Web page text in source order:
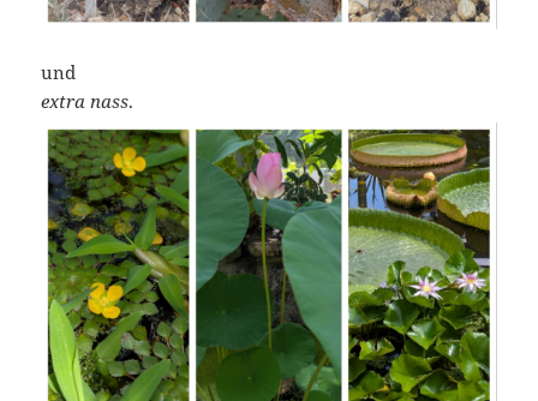
und
extra nass.